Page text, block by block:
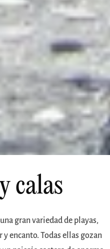
calas
gran variedad de playas,
y encanto. Todas ellas gozan